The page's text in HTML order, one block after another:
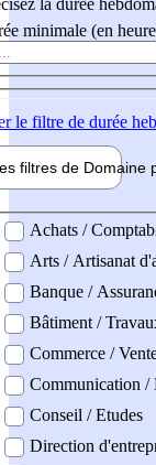
la durée
minimale (en
le filtre de durée
filtres de Domaine
professionel
Achats /
Arts / Artisanat
Banque /
Bâtiment /
Commerce /
Communication /
Conseil / Etudes
Direction